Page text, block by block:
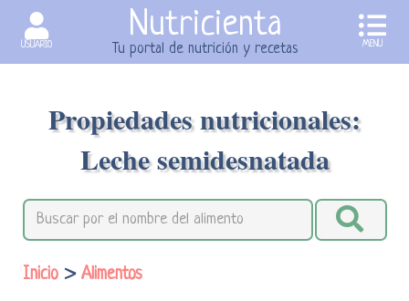
USUARIO
Nutricienta
Tu portal de nutrición y recetas MENU
Propiedades nutricionales:
Leche semidesnatada
Inicio > Alimentos